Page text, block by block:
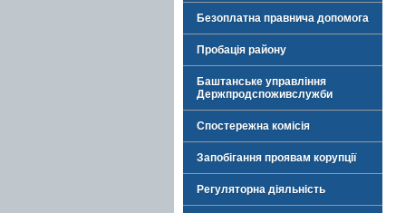
Безоплатна правнича допомога
Пробація району
Баштанське управління
Держпродспоживслужби
Спостережна комісія
Запобігання проявам корупції
Регуляторна діяльність